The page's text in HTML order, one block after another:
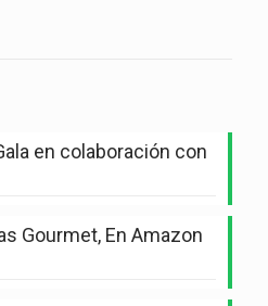
en colaboración con
Gourmet, En Amazon